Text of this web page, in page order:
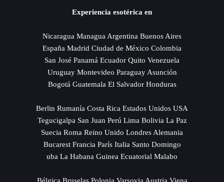
Experiencia esotérica en
Nicaragua Managua Argentina Buenos Aires
España Madrid Ciudad de México Colombia
San José Panamá Ecuador Quito Venezuela
Uruguay Montevideo Paraguay Asunción
Bogotá Guatemala El Salvador Honduras
Berlin Rumanía Costa Rica Estados Unidos USA
Tegucigalpa San Juan Perú Lima Bolivia La Paz
Suecia Roma Reino Unido Londres Alemania
Bucarest Francia París Italia Santo Domingo
uba La Habana Guinea Ecuatorial Malabo